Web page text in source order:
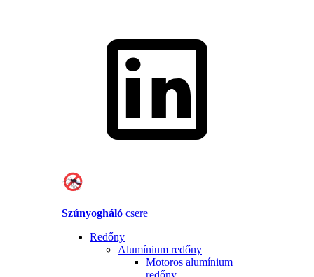
Szúnyogháló csere
Redőny
Alumínium redőny
Motoros alumínium
redőny